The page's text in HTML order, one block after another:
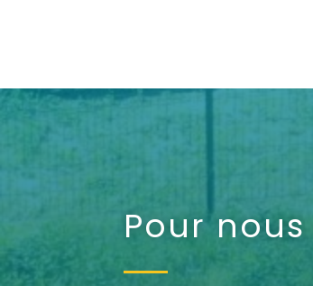
Pour